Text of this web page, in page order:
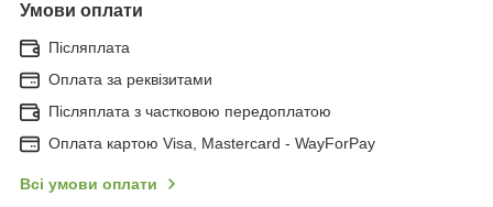
Умови оплати
Післяплата
Оплата за реквізитами
Післяплата з частковою передоплатою
Оплата картою Visa, Mastercard - WayForPay
Всі умови оплати